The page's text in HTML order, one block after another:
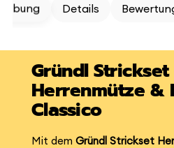
Details
Gründl
Herrenmütze &
Classico
Mit dem Gründl Strickset